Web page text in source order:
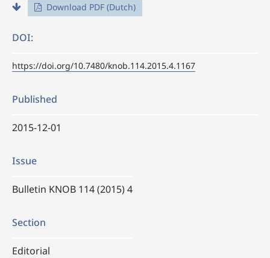
Download PDF (Dutch)
DOI:
https://doi.org/10.7480/knob.114.2015.4.1167
Published
2015-12-01
Issue
Bulletin KNOB 114 (2015) 4
Section
Editorial